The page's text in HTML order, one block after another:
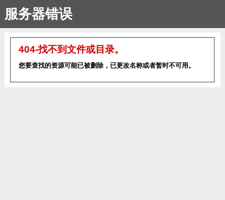
服务器错误
404-找不到文件或目录。
您要查找的资源可能已被删除，已更改名称或者暂时不可用。